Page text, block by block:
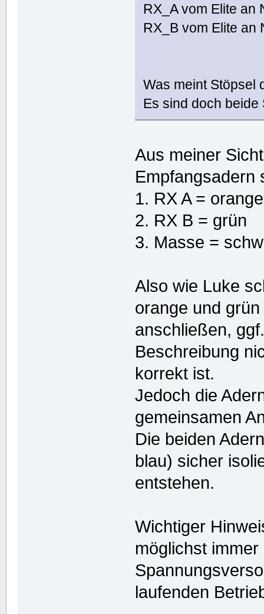
RX_A vom Elite an
RX_B vom Elite an
Was meint Stöpsel
Es sind doch beide
Aus meiner
Empfangsadern
1. RX A = orange
2. RX B = grün
3. Masse =
Also wie Luke
orange und
anschließen,
Beschreibung
korrekt ist.
Jedoch die
gemeinsamen
Die beiden
blau) sicher
entstehen.
Wichtiger
möglichst
laufenden